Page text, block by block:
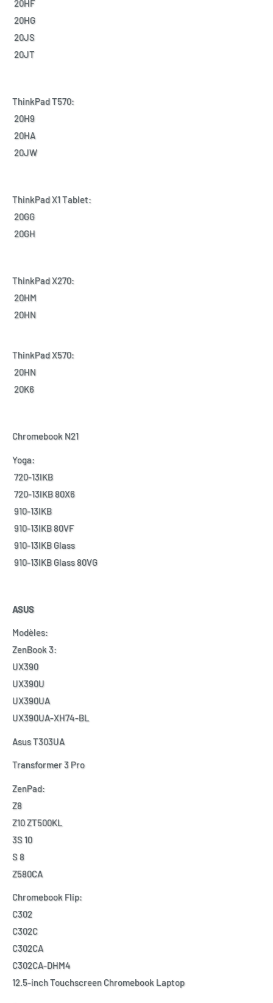
20HF
20HG
20JS
20JT
ThinkPad T570:
20H9
20HA
20JW
ThinkPad X1 Tablet:
20GG
20GH
ThinkPad X270:
20HM
20HN
ThinkPad X570:
20HN
20K6
Chromebook N21
Yoga:
720-13IKB
720-13IKB 80X6
910-13IKB
910-13IKB 80VF
910-13IKB Glass
910-13IKB Glass 80VG
ASUS
Modèles:
ZenBook 3:
UX390
UX390U
UX390UA
UX390UA-XH74-BL
Asus T303UA
Transformer 3 Pro
ZenPad:
Z8
Z10 ZT500KL
3S 10
S 8
Z580CA
Chromebook Flip:
C302
C302C
C302CA
C302CA-DHM4
12.5-inch Touchscreen Chromebook Laptop